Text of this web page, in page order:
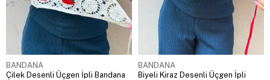
BANDANA
Çilek Desenli Üçgen İpli Bandana
BANDANA
Biyeli Kiraz Desenli Üçgen İpli